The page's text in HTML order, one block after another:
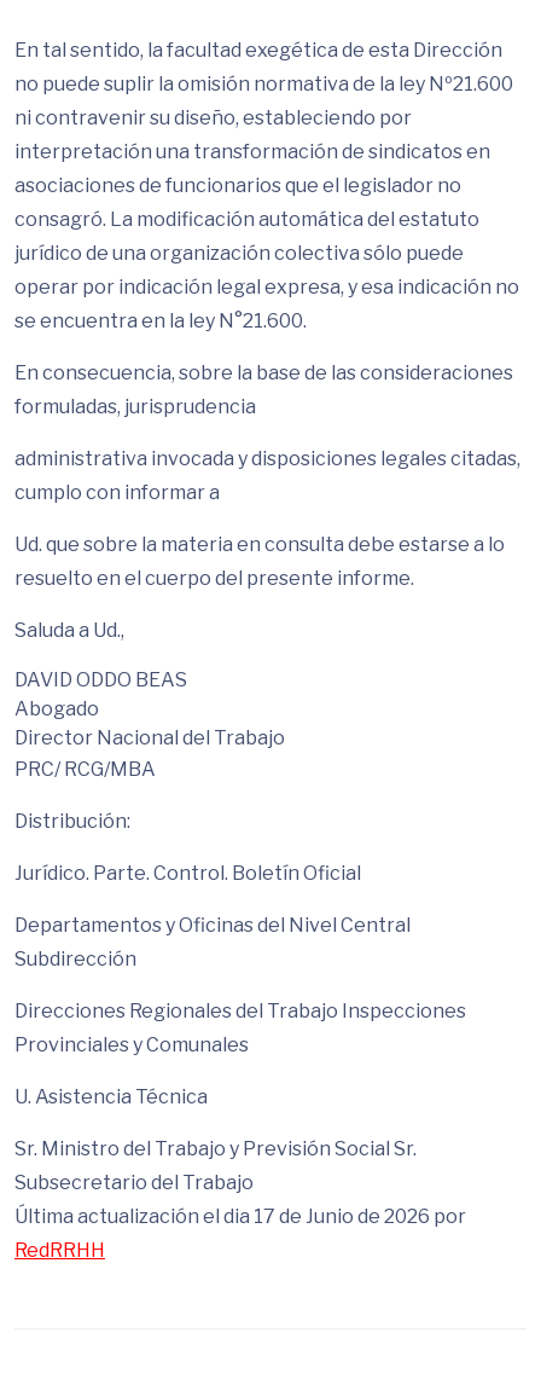
En tal sentido, la facultad exegética de esta Dirección
no puede suplir la omisión normativa de la ley Nº21.600
ni contravenir su diseño, estableciendo por
interpretación una transformación de sindicatos en
asociaciones de funcionarios que el legislador no
consagró. La modificación automática del estatuto
jurídico de una organización colectiva sólo puede
operar por indicación legal expresa, y esa indicación no
se encuentra en la ley N°21.600.
En consecuencia, sobre la base de las consideraciones
formuladas, jurisprudencia
administrativa invocada y disposiciones legales citadas,
cumplo con informar a
Ud. que sobre la materia en consulta debe estarse a lo
resuelto en el cuerpo del presente informe.
Saluda a Ud.,
DAVID ODDO BEAS
Abogado
Director Nacional del Trabajo
PRC/ RCG/MBA
Distribución:
Jurídico. Parte. Control. Boletín Oficial
Departamentos y Oficinas del Nivel Central
Subdirección
Direcciones Regionales del Trabajo Inspecciones
Provinciales y Comunales
U. Asistencia Técnica
Sr. Ministro del Trabajo y Previsión Social Sr.
Subsecretario del Trabajo
Última actualización el dia 17 de Junio de 2026 por
RedRRHH